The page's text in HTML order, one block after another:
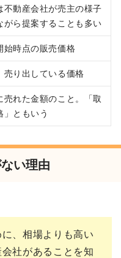
不動産会社が売主の様子
がら提案することも多い
始時点の販売価格
売り出している価格
売れた金額のこと。「取
」ともいう
い理由
、相場よりも高い
社があることを知